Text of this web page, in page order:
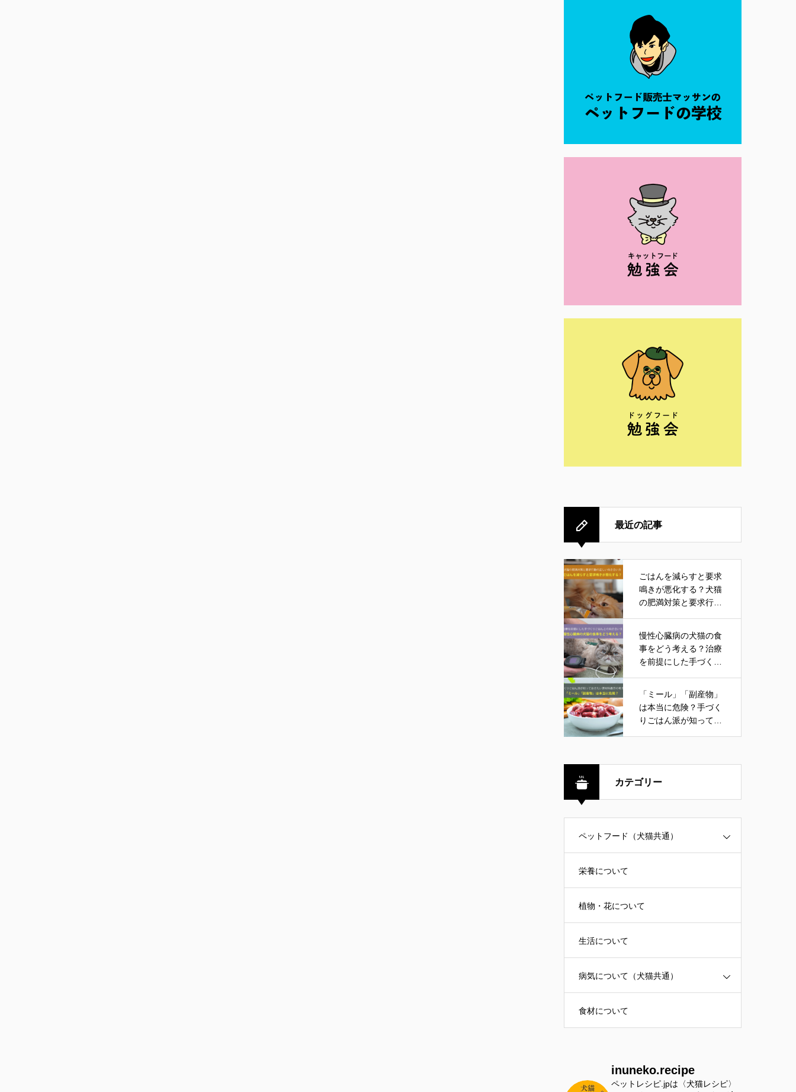
最近の記事
ごはんを減らすと要求
鳴きが悪化する？犬猫
の肥満対策と要求行動
慢性心臓病の犬猫の食
事をどう考える？治療
を前提にした手づくり
「ミール」「副産物」
は本当に危険？手づく
りごはん派が知ってお
カテゴリー
ペットフード（犬猫共通）
栄養について
植物・花について
生活について
病気について（犬猫共通）
食材について
inuneko.recipe
ペットレシピ.jpは〈犬猫レシピ〉